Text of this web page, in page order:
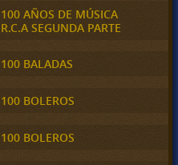
100 AÑOS DE MÚSICA
R.C.A SEGUNDA PARTE
100 BALADAS
100 BOLEROS
100 BOLEROS